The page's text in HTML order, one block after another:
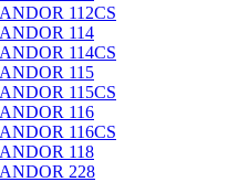
112CS
114
114CS
115
115CS
116
116CS
118
228